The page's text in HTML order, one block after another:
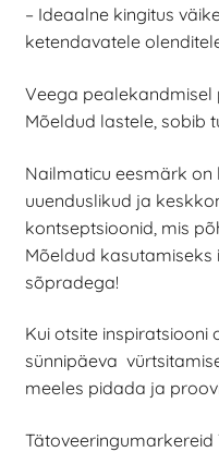
– Ideaalne kingitus
ketendavatele
Veega pealekandmisel
Mõeldud lastele, sobib
Nailmaticu eesmärk
uuenduslikud ja
kontseptsioonid, mis
Mõeldud kasutamiseks
sõpradega!
Kui otsite
sünnipäeva
meeles pidada ja
Tätoveeringumarkereid